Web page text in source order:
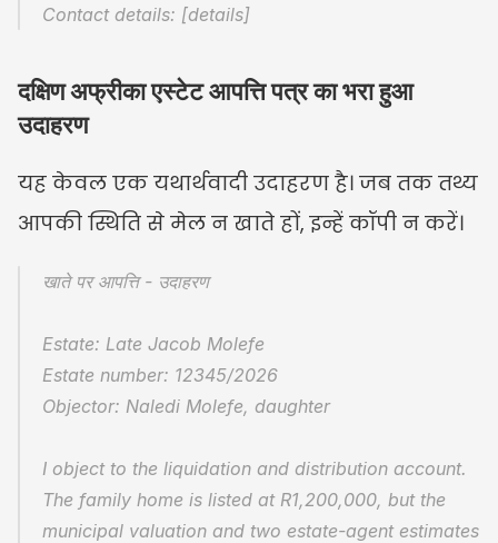
Contact details: [details]
दक्षिण अफ्रीका एस्टेट आपत्ति पत्र का भरा हुआ
उदाहरण
यह केवल एक यथार्थवादी उदाहरण है। जब तक तथ्य
आपकी स्थिति से मेल न खाते हों, इन्हें कॉपी न करें।
खाते पर आपत्ति - उदाहरण
Estate: Late Jacob Molefe
Estate number: 12345/2026
Objector: Naledi Molefe, daughter
I object to the liquidation and distribution account.
The family home is listed at R1,200,000, but the
municipal valuation and two estate-agent estimates